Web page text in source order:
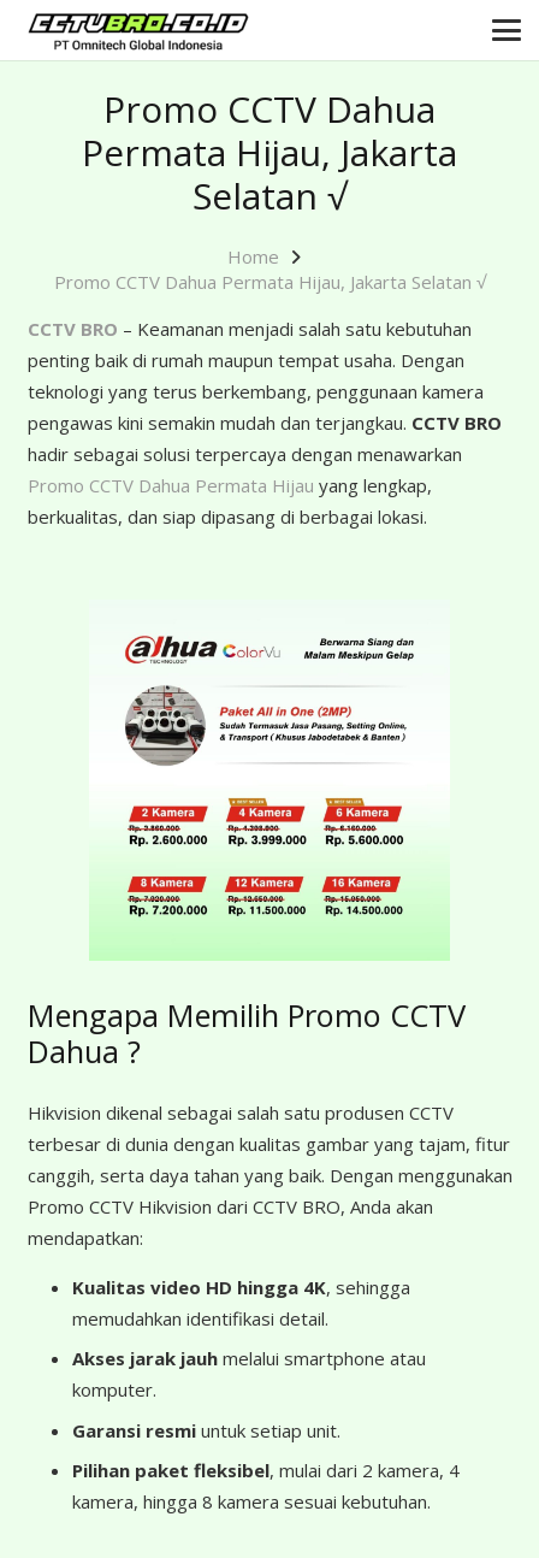
Promo CCTV Dahua
Permata Hijau, Jakarta
Selatan √
Home
Promo CCTV Dahua Permata Hijau, Jakarta Selatan √
CCTV BRO – Keamanan menjadi salah satu kebutuhan
penting baik di rumah maupun tempat usaha. Dengan
teknologi yang terus berkembang, penggunaan kamera
pengawas kini semakin mudah dan terjangkau. CCTV BRO
hadir sebagai solusi terpercaya dengan menawarkan
Promo CCTV Dahua Permata Hijau yang lengkap,
berkualitas, dan siap dipasang di berbagai lokasi.
Mengapa Memilih Promo CCTV
Dahua ?
Hikvision dikenal sebagai salah satu produsen CCTV
terbesar di dunia dengan kualitas gambar yang tajam, fitur
canggih, serta daya tahan yang baik. Dengan menggunakan
Promo CCTV Hikvision dari CCTV BRO, Anda akan
mendapatkan:
Kualitas video HD hingga 4K, sehingga
memudahkan identifikasi detail.
Akses jarak jauh melalui smartphone atau
komputer.
Garansi resmi untuk setiap unit.
Pilihan paket fleksibel, mulai dari 2 kamera, 4
kamera, hingga 8 kamera sesuai kebutuhan.